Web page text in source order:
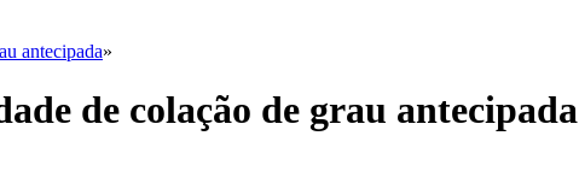
antecipada»
de colação de grau antecipada